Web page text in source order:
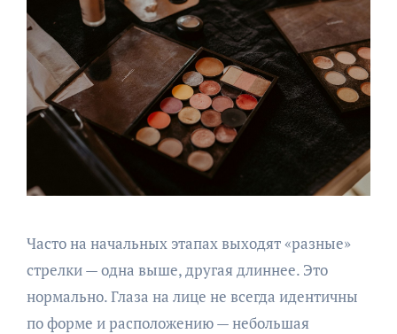
Часто на начальных этапах выходят «разные»
стрелки — одна выше, другая длиннее. Это
нормально. Глаза на лице не всегда идентичны
по форме и расположению — небольшая